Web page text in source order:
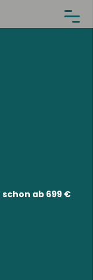
schon ab 699 €